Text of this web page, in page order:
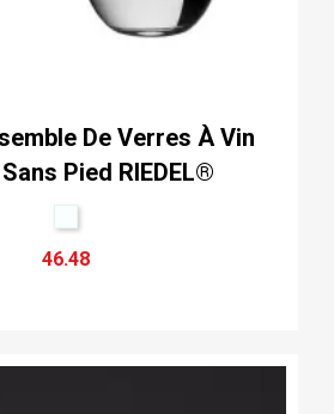
De Verres À Vin
Pied RIEDEL®
46.48